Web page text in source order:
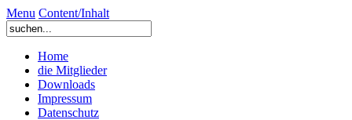
Menu Content/Inhalt
Home
die Mitglieder
Downloads
Impressum
Datenschutz